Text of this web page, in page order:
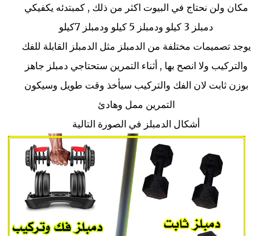
مكان ولن نحتاج في البيوت اكثر من ذلك , كمبتدئه يكفيكي
دمبلز 3 كيلو ودمبلز 5 كيلو ودمبلز 7كيلو
يوجد تصميمات مختلفة من الدمبلز مثل الدمبلز القابلة للفك
والتركيب ولا انصح بها , أثناء التمرين ستحتاجي دمبلز جاهز
بوزن ثابت لان الفك والتركيب سيأخذ وقت طويل وسيكون
التمرين ممل وهادئ
أشكال الدمبلز في الصورة التالية